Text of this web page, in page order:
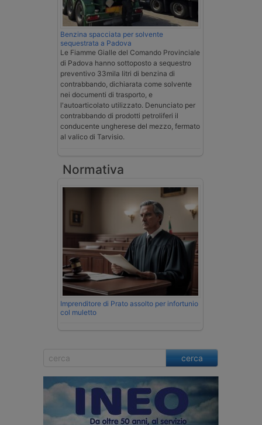
Benzina spacciata per solvente
sequestrata a Padova
Le Fiamme Gialle del Comando Provinciale
di Padova hanno sottoposto a sequestro
preventivo 33mila litri di benzina di
contrabbando, dichiarata come solvente
nei documenti di trasporto, e
l'autoarticolato utilizzato. Denunciato per
contrabbando di prodotti petroliferi il
conducente ungherese del mezzo, fermato
al valico di Tarvisio.
Normativa
Imprenditore di Prato assolto per infortunio
col muletto
cerca